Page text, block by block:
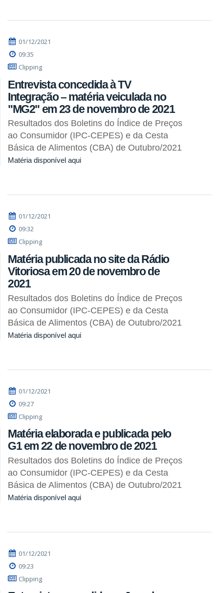
01/12/2021
09:35
Clipping
Entrevista concedida à TV
Integração – matéria veiculada no
"MG2" em 23 de novembro de 2021
Resultados dos Boletins do Índice de Preços
ao Consumidor (IPC-CEPES) e da Cesta
Básica de Alimentos (CBA) de Outubro/2021
Matéria disponível aqui
01/12/2021
09:32
Clipping
Matéria publicada no site da Rádio
Vitoriosa em 20 de novembro de
2021
Resultados dos Boletins do Índice de Preços
ao Consumidor (IPC-CEPES) e da Cesta
Básica de Alimentos (CBA) de Outubro/2021
Matéria disponível aqui
01/12/2021
09:27
Clipping
Matéria elaborada e publicada pelo
G1 em 22 de novembro de 2021
Resultados dos Boletins do Índice de Preços
ao Consumidor (IPC-CEPES) e da Cesta
Básica de Alimentos (CBA) de Outubro/2021
Matéria disponível aqui
01/12/2021
09:23
Clipping